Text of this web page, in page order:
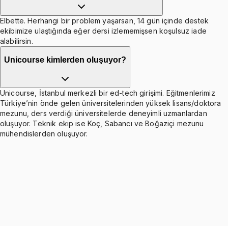
Elbette. Herhangi bir problem yaşarsan, 14 gün içinde destek
ekibimize ulaştığında eğer dersi izlememişsen koşulsuz iade
alabilirsin.
Unicourse kimlerden oluşuyor?
Unicourse, İstanbul merkezli bir ed-tech girişimi. Eğitmenlerimiz
Türkiye’nin önde gelen üniversitelerinden yüksek lisans/doktora
mezunu, ders verdiği üniversitelerde deneyimli uzmanlardan
oluşuyor. Teknik ekip ise Koç, Sabancı ve Boğaziçi mezunu
mühendislerden oluşuyor.